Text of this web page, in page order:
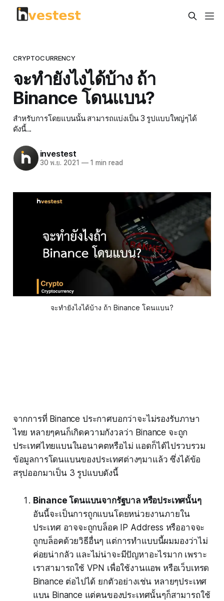
CRYPTOCURRENCY
จะทำยังไงได้บ้าง ถ้า
Binance โดนแบน?
สำหรับการโดยแบนนั้น สามารถแบ่งเป็น 3 รูปแบบใหญ่ๆได้
ดังนี้...
investest
30 พ.ย. 2021 —1 min read
จะทำยังไงได้บ้าง ถ้า Binance โดนแบน?
จากการที่ Binance ประกาศบอกว่าจะไม่รองรับภาษา
ไทย หลายๆคนก็เกิดความกังวลว่า Binance จะถูก
ประเทศไทยแบนในอนาคตหรือไม่ แอดก็ได้ไปรวบรวม
ข้อมูลการโดนแบนของประเทศต่างๆมาแล้ว ซึ่งได้ข้อ
สรุปออกมาเป็น 3 รูปแบบดังนี้
Binance โดนแบนจากรัฐบาล หรือประเทศนั้นๆ
อันนี้จะเป็นการถูกแบนโดยหน่วยงานภายใน
ประเทศ อาจจะถูกบล็อค IP Address หรืออาจจะ
ถูกบล็อคด้วยวิธีอื่นๆ แต่การทำแบบนี้ผมมองว่าไม่
ค่อยน่ากลัว และไม่น่าจะมีปัญหาอะไรมาก เพราะ
เราสามารถใช้ VPN เพื่อใช้งานแอพ หรือเว็บเทรด
Binance ต่อไปได้ ยกตัวอย่างเช่น หลายๆประเทศ
แบน Binance แต่คนของประเทศนั้นๆก็สามารถใช้